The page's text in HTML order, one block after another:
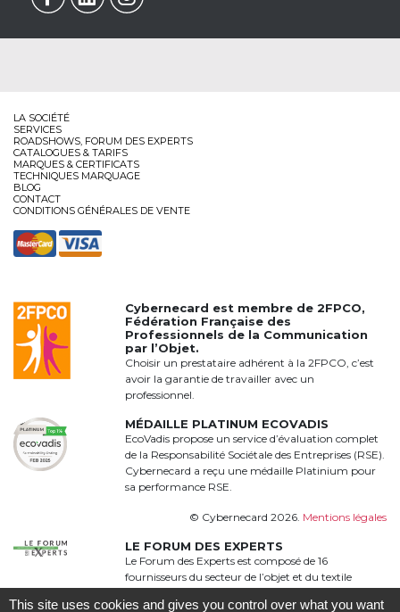
LA SOCIÉTÉ
SERVICES
ROADSHOWS, FORUM DES EXPERTS
CATALOGUES & TARIFS
MARQUES & CERTIFICATS
TECHNIQUES MARQUAGE
BLOG
CONTACT
CONDITIONS GÉNÉRALES DE VENTE
Cybernecard est membre de2FPCO,
Fédération Française des
Professionnels de la Communication
par l’Objet.
Choisir un prestataire adhérent à la 2FPCO, c’est
avoir la garantie de travailler avec un
professionnel.
MÉDAILLE PLATINUM ECOVADIS
EcoVadis propose un service d’évaluation complet
de la Responsabilité Sociétale des Entreprises (RSE).
Cybernecard a reçu une médaille Platinium pour
sa performance RSE.
© Cybernecard 2026. Mentions légales
LE FORUM DES EXPERTS
Le Forum des Experts est composé de 16
fournisseurs du secteur de l’objet et du textile
qualitative et complémentaire à 360°
This site uses cookies and gives you control over what you want